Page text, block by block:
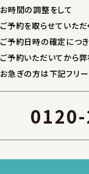
お時間の調整をして
ご予約を取らせていただ
ご予約日時の確定につき
ご予約いただいてから
お急ぎの方は下記フリー